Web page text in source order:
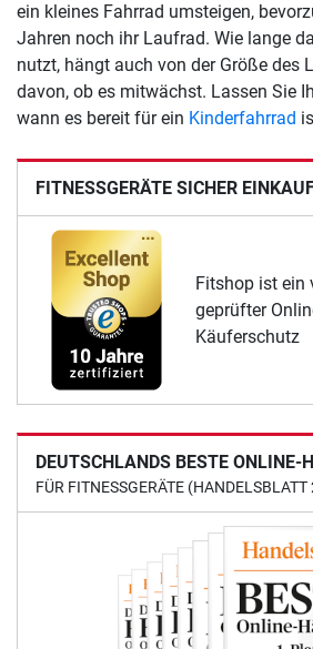
FITNESSGERÄTE SICHER
Fitshop ist ein
geprüfter
Käuferschutz
DEUTSCHLANDS BESTE ONLINE-
FÜR FITNESSGERÄTE
ein kleines Fahrrad umsteigen,
Jahren noch ihr Laufrad. Wie lange
nutzt, hängt auch von der Größe des
davon, ob es mitwächst. Lassen Sie
wann es bereit für ein Kinderfahrrad